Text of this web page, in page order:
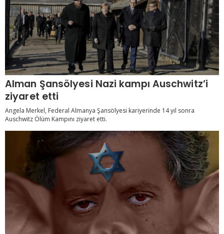
Alman Şansölyesi Nazi kampı Auschwitz’i
ziyaret etti
Angela Merkel, Federal Almanya Şansölyesi kariyerinde 14 yıl sonra
Auschwitz Ölüm Kampını ziyaret etti.